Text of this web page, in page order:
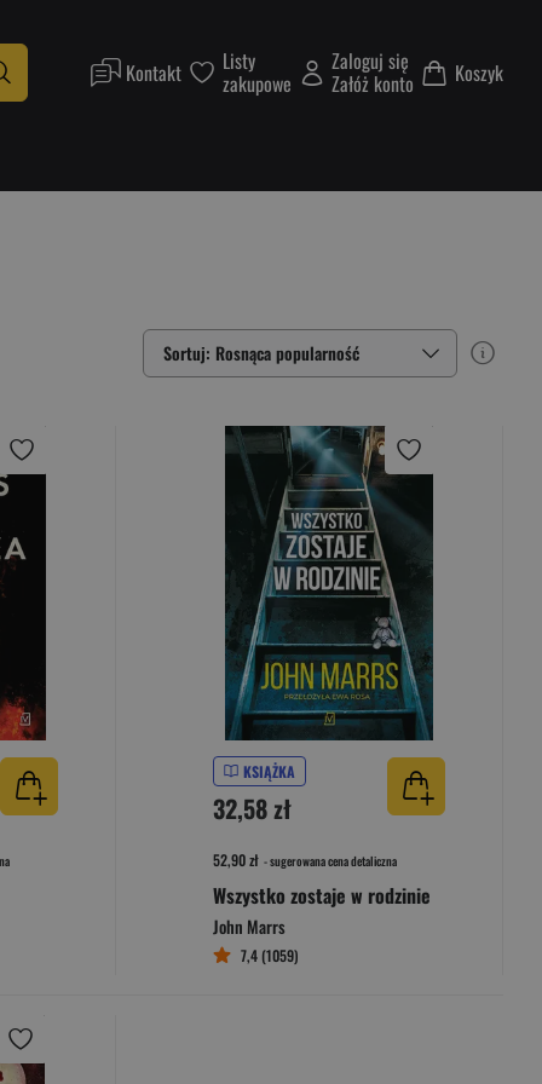
Kontakt Listy
zakupowe
Zaloguj się
Załóż konto Koszyk
Sortuj: Rosnąca popularność
KSIĄŻKA
32,58 zł
52,90 zł - sugerowana cena detaliczna
Wszystko zostaje w rodzinie
John Marrs
7,4 (1059)